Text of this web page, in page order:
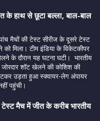
हाथ से छूटा बल्ला, बाल-बाल
मैचों की टेस्ट सीरीज के दूसरे टेस्ट
मिला। टीम इंडिया के विकेटकीपर
के दौरान यह घटना घटी। भारतीय
शॉट खेलने की कोशिश की
उड़ता हुआ स्क्वायर-लेग अंपायर
पहुंची।
मैच में जीत के करीब भारतीय